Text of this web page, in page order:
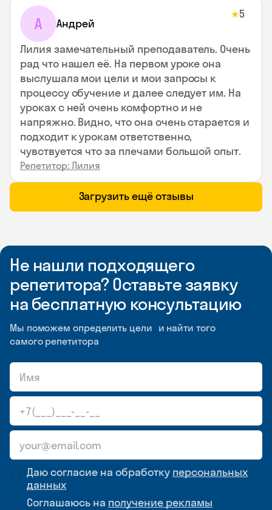
А Андрей
★5
Лилия замечательный преподаватель. Очень
рад что нашел её. На первом уроке она
выслушала мои цели и мои запросы к
процессу обучение и далее следует им. На
уроках с ней очень комфортно и не
напряжно. Видно, что она очень старается и
подходит к урокам ответственно,
чувствуется что за плечами большой опыт.
Репетитор: Лилия
Загрузить ещё отзывы
Не нашли подходящего
репетитора? Оставьте заявку
на бесплатную консультацию
Мы поможем определить цели и найти того
самого репетитора
Даю согласие на обработку персональных
данных
Соглашаюсь на получение рекламы